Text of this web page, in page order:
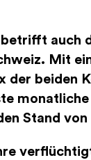
auch
Mit
der beiden
Stand